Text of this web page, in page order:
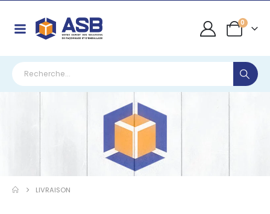
0
LIVRAISON